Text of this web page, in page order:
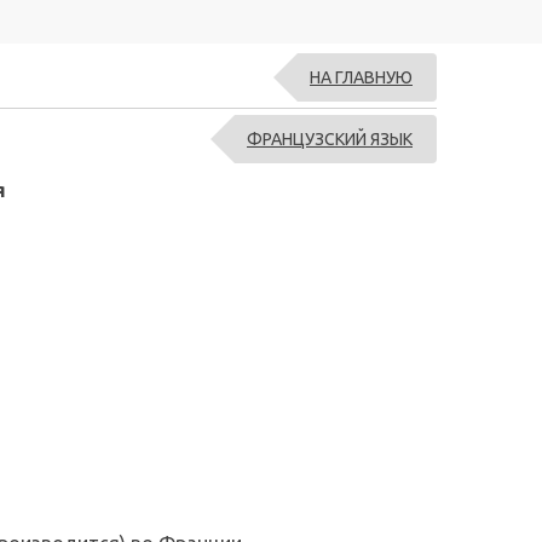
НА ГЛАВНУЮ
ФРАНЦУЗСКИЙ ЯЗЫК